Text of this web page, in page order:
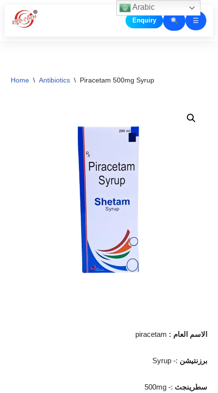
Skip
Enquiry ☰
Home \ Antibiotics \ Piracetam 500mg Syrup
piracetam : الاسم العام
Syrup -: برزنتيشن
500mg -: سطرينجث
Arabic